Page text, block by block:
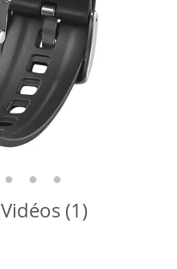
Vidéos (1)